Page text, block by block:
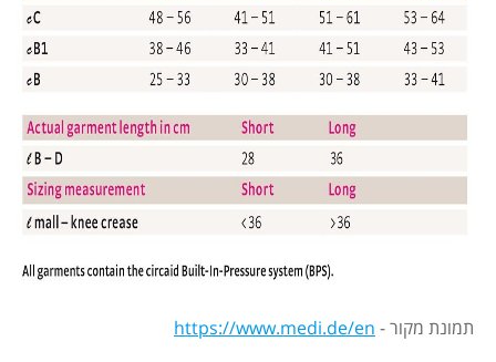
תמונת מקור - https://www.medi.de/en